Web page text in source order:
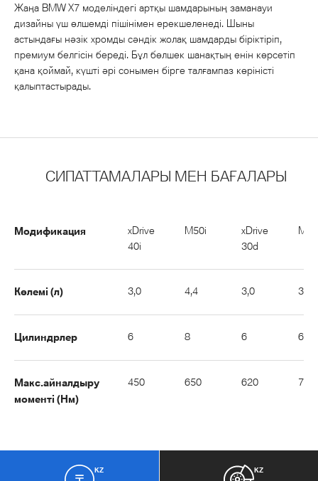
Жаңа BMW X7 моделіндегі артқы шамдарының заманауи
дизайны үш өлшемді пішінімен ерекшеленеді. Шыны
астындағы нәзік хромды сәндік жолақ шамдарды біріктіріп,
премиум белгісін береді. Бұл бөлшек шанақтың енін көрсетіп
қана қоймай, күшті әрі сонымен бірге талғампаз көріністі
қалыптастырады.
СИПАТТАМАЛАРЫ МЕН БАҒАЛАРЫ
Модификация
xDrive
40i
M50i
xDrive
30d
Көлемі (л) 3,0 4,4 3,0 3,0
Цилиндрлер 6 8 6 6
Макс.айналдыру
моменті (Нм)
450 650 620 760